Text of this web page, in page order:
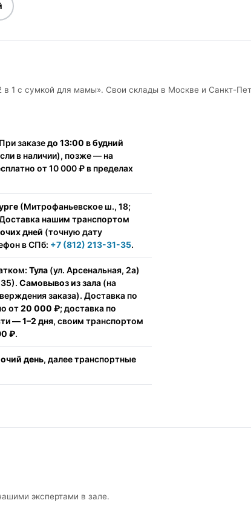
в 1 с сумкой для мамы». Свои склады в Москве и Санкт-
заказедо 13:00 в будний
в наличии), позже — на
от 10 000 ₽ в пределах
(Митрофаньевское ш., 18;
нашим транспортом
дней (точную дату
в СПб: +7 (812) 213-31-35.
Тула (ул. Арсенальная, 2а)
Самовывоз из зала (на
заказа). Доставка по
от20 000 ₽; доставка по
—1–2 дня, своим транспортом
₽.
день, далее транспортные
экспертами в зале.